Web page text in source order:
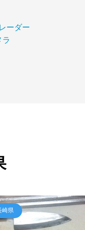
ーダー
ラ
崎県